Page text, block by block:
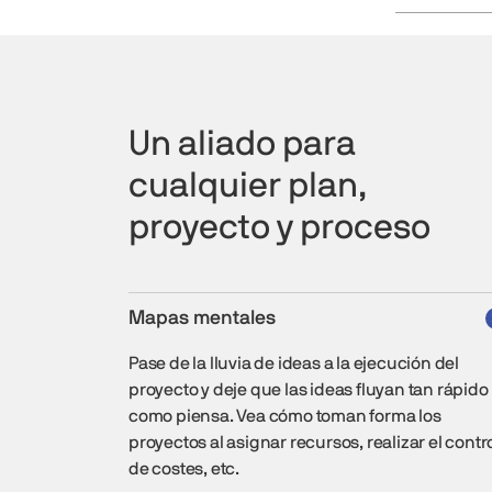
Un aliado para
cualquier plan,
proyecto y proceso
Mapas mentales
Pase de la lluvia de ideas a la ejecución del
proyecto y deje que las ideas fluyan tan rápido
como piensa. Vea cómo toman forma los
proyectos al asignar recursos, realizar el
de costes, etc.